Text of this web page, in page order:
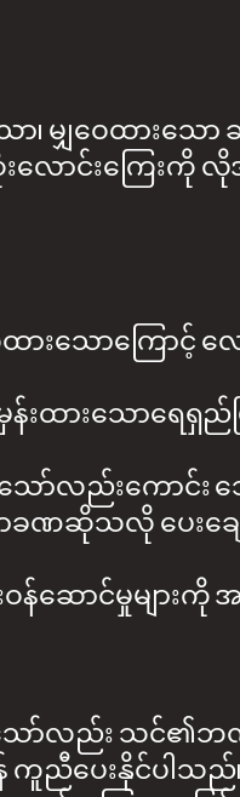
မျှဝေထားသော
လောင်းကြေးကို
သောကြောင့် လော
းထားသောရေရှည်ပ
ော်လည်းကောင်း
ာခဏဆိုသလို ပေးချေ
ဝန်ဆောင်မှုများ
သော်လည်း သင်၏ဘ
ကူညီပေးနိုင်ပါသည်